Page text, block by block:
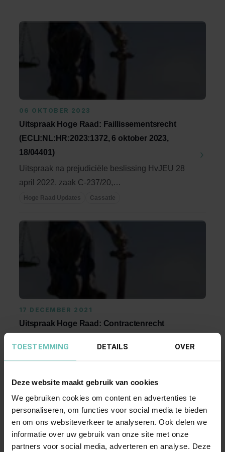
TOESTEMMING DETAILS OVER
Deze website maakt gebruik van cookies
We gebruiken cookies om content en advertenties te
personaliseren, om functies voor social media te bieden
en om ons websiteverkeer te analyseren. Ook delen we
informatie over uw gebruik van onze site met onze
partners voor social media, adverteren en analyse. Deze
06 OKTOBER 2023
Uitspraak Hoge Raad: Faillissementsrecht
(ECLI:NL:HR:2023:1372, 6 oktober 2023,
18/04401)
Uitspraak na prejudiciële beslissing HvJEU 28
april 2022, zaak C-237/20,
ECLI:EU:C:2022:321. ...
Hoge Raad Updates Cassatie
17 DECEMBER 2021
Uitspraak Hoge Raad: Contractenrecht
18/02999)
februari 2021, ECLI:EU:C:2021:91. Vervolg op
HR 13 ...
Hoge Raad Updates Cassatie